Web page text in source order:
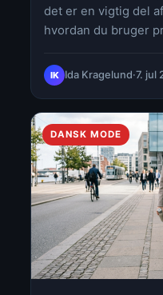
det er en vigtig del
hvordan du bruger
IK Ida Kragelund·7. jul
DANSK MODE